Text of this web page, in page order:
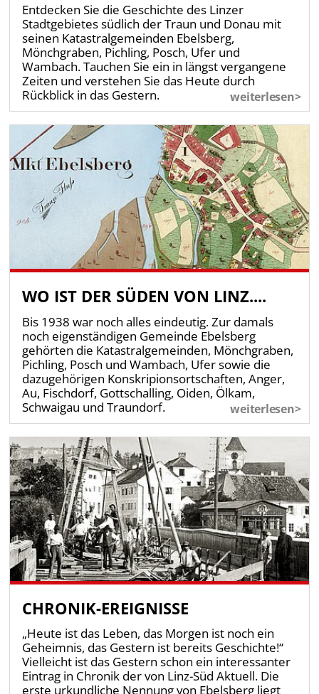
Entdecken Sie die Geschichte des Linzer
Stadtgebietes südlich der Traun und Donau mit
seinen Katastralgemeinden Ebelsberg,
Mönchgraben, Pichling, Posch, Ufer und
Wambach. Tauchen Sie ein in längst vergangene
Zeiten und verstehen Sie das Heute durch
Rückblick in das Gestern.
weiterlesen>
WO IST DER SÜDEN VON LINZ....
Bis 1938 war noch alles eindeutig. Zur damals
noch eigenständigen Gemeinde Ebelsberg
gehörten die Katastralgemeinden, Mönchgraben,
Pichling, Posch und Wambach, Ufer sowie die
dazugehörigen Konskripionsortschaften, Anger,
Au, Fischdorf, Gottschalling, Oiden, Ölkam,
Schwaigau und Traundorf.
weiterlesen>
CHRONIK-EREIGNISSE
„Heute ist das Leben, das Morgen ist noch ein
Geheimnis, das Gestern ist bereits Geschichte!“
Vielleicht ist das Gestern schon ein interessanter
Eintrag in Chronik der von Linz-Süd Aktuell. Die
erste urkundliche Nennung von Ebelsberg liegt